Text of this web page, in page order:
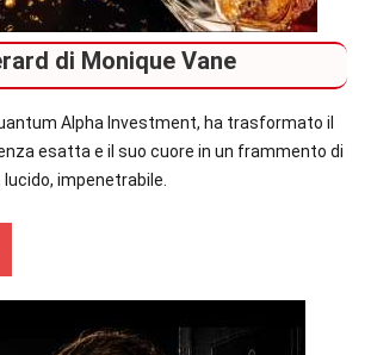
di Monique Vane
Alpha Investment, ha trasformato il
esatta e il suo cuore in un frammento di
impenetrabile.